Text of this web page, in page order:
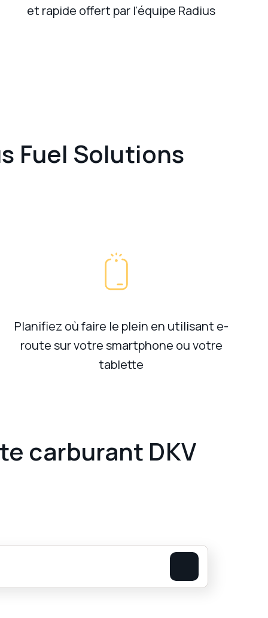
et rapide offert par l'équipe Radius
Fuel Solutions
Planifiez où faire le plein en utilisant e-
route sur votre smartphone ou votre
tablette
carburant DKV